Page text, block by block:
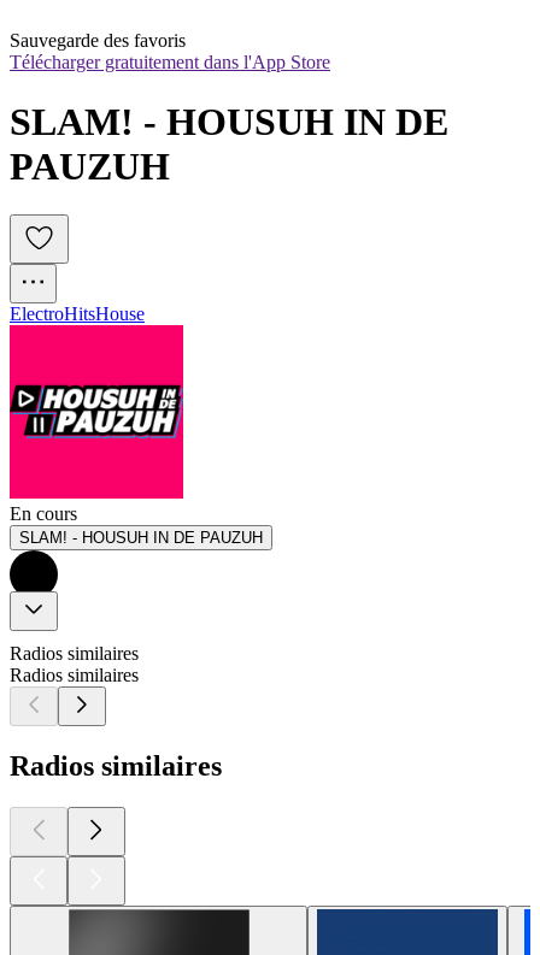
Sauvegarde des favoris
Télécharger gratuitement dans l'App Store
SLAM! - HOUSUH IN DE
PAUZUH
ElectroHitsHouse
En cours
SLAM! - HOUSUH IN DE PAUZUH
Radios similaires
Radios similaires
Radios similaires